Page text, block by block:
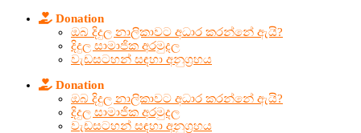
Donation
ඔබ දිදුල නාලිකාවට අධාර කරන්නේ ඇයි?
දිදුල සාමාජික අරමුදල
වැඩසටහන් සඳහා අනුග්‍රහය
Donation
ඔබ දිදුල නාලිකාවට අධාර කරන්නේ ඇයි?
දිදුල සාමාජික අරමුදල
වැඩසටහන් සඳහා අනුග්‍රහය